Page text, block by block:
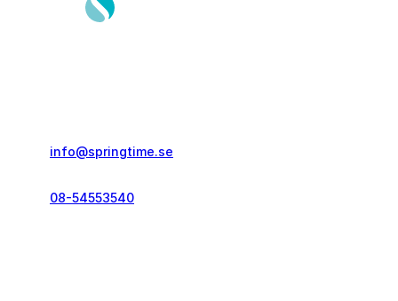
info@springtime.se
08-54553540